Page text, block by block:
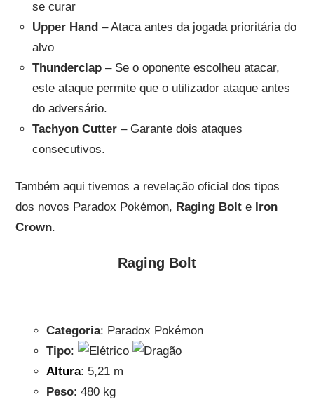
se curar
Upper Hand– Ataca antes da jogada prioritária do
alvo
Thunderclap– Se o oponente escolheu atacar,
este ataque permite que o utilizador ataque antes
do adversário.
Tachyon Cutter– Garante dois ataques
consecutivos.
Também aqui tivemos a revelação oficial dos tipos
dos novos Paradox Pokémon, Raging Bolte Iron
Crown.
Raging Bolt
Categoria: Paradox Pokémon
Tipo:
Altura: 5,21 m
Peso: 480 kg